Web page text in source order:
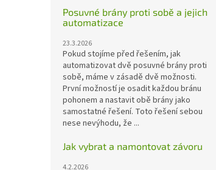
Posuvné brány proti sobě a jejich
automatizace
23.3.2026
Pokud stojíme před řešením, jak
automatizovat dvě posuvné brány proti
sobě, máme v zásadě dvě možnosti.
První možností je osadit každou bránu
pohonem a nastavit obě brány jako
samostatné řešení. Toto řešení sebou
nese nevýhodu, že ...
Jak vybrat a namontovat závoru
4.2.2026